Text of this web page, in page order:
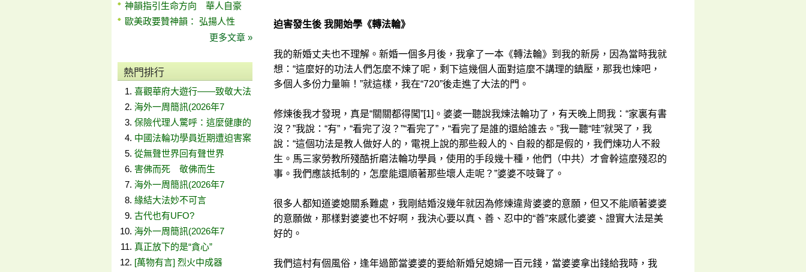
神韻指引生命方向 華人自豪
歐美政要贊神韻： 弘揚人性
更多文章 »
熱門排行
喜觀華府大遊行——致敬大法
海外一周簡訊(2026年7
保險代理人驚呼：這麼健康的
中國法輪功學員近期遭迫害案
從無聲世界回有聲世界
害佛而死 敬佛而生
海外一周簡訊(2026年7
緣結大法妙不可言
古代也有UFO?
海外一周簡訊(2026年7
真正放下的是“貪心”
[萬物有言] 烈火中成器
迫害發生後 我開始學《轉法輪》
我的新婚丈夫也不理解。新婚一個多月後，我拿了一本《轉法輪》到我的新房，因為當時我就
想：“這麼好的功法人們怎麼不煉了呢，剩下這幾個人面對這麼不講理的鎮壓，那我也煉吧，
多個人多份力量嘛！”就這樣，我在“720”後走進了大法的門。
修煉後我才發現，真是“關關都得闖”[1]。婆婆一聽說我煉法輪功了，有天晚上問我：“家裏有書
沒？”我說：“有”，“看完了沒？”“看完了”，“看完了是誰的還給誰去。”我一聽“哇”就哭了，我
說：“這個功法是教人做好人的，電視上說的那些殺人的、自殺的都是假的，我們煉功人不殺
生。馬三家勞教所殘酷折磨法輪功學員，使用的手段幾十種，他們（中共）才會幹這麼殘忍的
事。我們應該抵制的，怎麼能還順著那些壞人走呢？”婆婆不吱聲了。
很多人都知道婆媳關系難處，我剛結婚沒幾年就因為修煉違背婆婆的意願，但又不能順著婆婆
的意願做，那樣對婆婆也不好啊，我決心要以真、善、忍中的“善”來感化婆婆、證實大法是美
好的。
我們這村有個風俗，逢年過節當婆婆的要給新婚兒媳婦一百元錢，當婆婆拿出錢給我時，我